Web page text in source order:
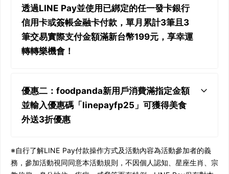
透過LINE Pay並使用已綁定的任一發卡銀行
信用卡或簽帳金融卡付款，單月累計3筆且3
筆交易實際支付金額滿新台幣199元，享幸運
轉轉樂機會！
優惠二：foodpanda新用戶消費滿指定金額
並輸入優惠碼「linepayfp25」可獲得美食
外送3折優惠
※自行了解LINE Pay付款操作方式及活動內容為活動參加者的義
務，參加活動視同同意本活動規則，不因個人認知、星座生肖、宗